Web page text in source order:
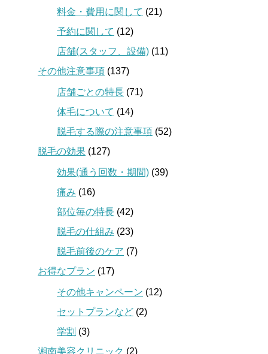
料金・費用に関して (21)
予約に関して (12)
店舗(スタッフ、設備) (11)
その他注意事項 (137)
店舗ごとの特長 (71)
体毛について (14)
脱毛する際の注意事項 (52)
脱毛の効果 (127)
効果(通う回数・期間) (39)
痛み (16)
部位毎の特長 (42)
脱毛の仕組み (23)
脱毛前後のケア (7)
お得なプラン (17)
その他キャンペーン (12)
セットプランなど (2)
学割 (3)
湘南美容クリニック (2)